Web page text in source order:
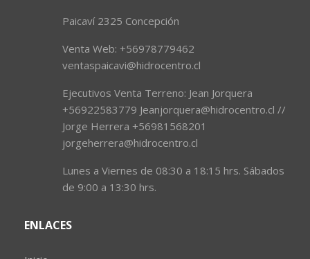
Paicaví 2325 Concepción
Venta Web: +56978779462
ventaspaicavi@hidrocentro.cl
Ejecutivos Venta Terreno: Jean Jorquera
+56922583779 Jeanjorquera@hidrocentro.cl //
Jorge Herrera +56981568201
jorgeherrera@hidrocentro.cl
Lunes a Viernes de 08:30 a 18:15 hrs. Sábados
de 9:00 a 13:30 hrs.
ENLACES